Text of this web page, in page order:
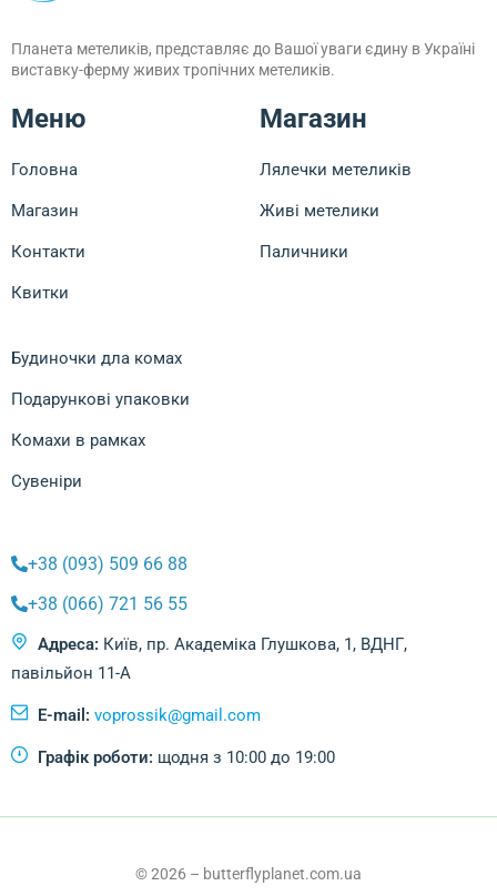
Планета метеликів, представляє до Вашої уваги єдину в Україні
виставку-ферму живих тропічних метеликів.
Меню
Головна
Магазин
Контакти
Квитки
Магазин
Лялечки метеликів
Живі метелики
Паличники
Будиночки дла комах
Подарункові упаковки
Комахи в рамках
Сувеніри
+38 (093) 509 66 88
+38 (066) 721 56 55
Адреса: Київ, пр. Академіка Глушкова, 1, ВДНГ,
павільйон 11-А
E-mail: voprossik@gmail.com
Графік роботи: щодня з 10:00 до 19:00
© 2026 – butterflyplanet.com.ua